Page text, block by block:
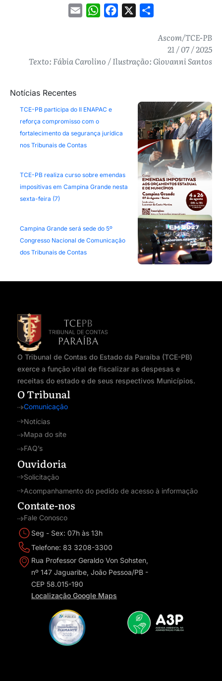
Email WhatsAppFacebook
Ascom/TCE-PB
21 / 07 / 2025
Texto: Fábia Carolino / Ilustração: Giovanni Santos
Notícias Recentes
TCE-PB participa do II ENAPAC e
reforça compromisso com o
fortalecimento da segurança jurídica
nos Tribunais de Contas
TCE-PB realiza curso sobre emendas
impositivas em Campina Grande nesta
sexta-feira (7)
Campina Grande será sede do 5º
Congresso Nacional de Comunicação
dos Tribunais de Contas
O Tribunal de Contas do Estado da Paraíba (TCE-PB)
exerce a função vital de fiscalizar as despesas e
receitas do estado e de seus respectivos Municípios.
O Tribunal
Comunicação
Notícias
Mapa do site
FAQ’s
Ouvidoria
Solicitação
Acompanhamento do pedido de acesso à informação
Contate-nos
Fale Conosco
Seg - Sex: 07h às 13h
Telefone: 83 3208-3300
Rua Professor Geraldo Von Sohsten,
nº 147 Jaguaribe, João Pessoa/PB -
CEP 58.015-190
Localização Google Maps